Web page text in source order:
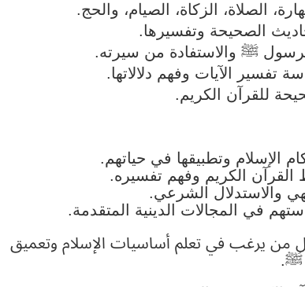
الصلاة، الزكاة، الصيام، والحج.
الصحيحة وتفسيرها.
الرسول ﷺ والاستفادة من سيرته.
تفسير الآيات وفهم دلالاتها.
للقرآن الكريم.
الإسلام وتطبيقها في حياتهم.
الكريم وفهم تفسيره.
والاستدلال الشرعي.
في المجالات الدينية المتقدمة.
من يرغب في تعلم أساسيات الإسلام وتعميق
ﷺ.